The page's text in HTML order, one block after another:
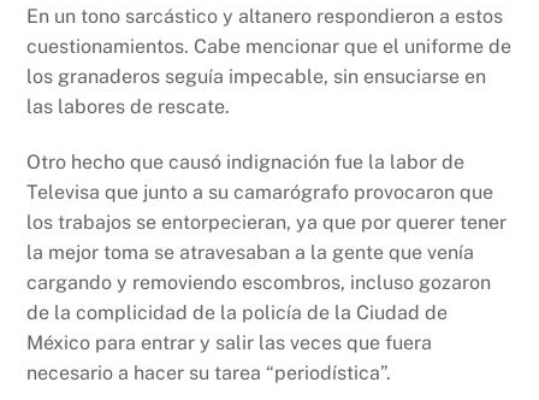
En un tono sarcástico y altanero respondieron a estos
cuestionamientos. Cabe mencionar que el uniforme de
los granaderos seguía impecable, sin ensuciarse en
las labores de rescate.
Otro hecho que causó indignación fue la labor de
Televisa que junto a su camarógrafo provocaron que
los trabajos se entorpecieran, ya que por querer tener
la mejor toma se atravesaban a la gente que venía
cargando y removiendo escombros, incluso gozaron
de la complicidad de la policía de la Ciudad de
México para entrar y salir las veces que fuera
necesario a hacer su tarea “periodística”.